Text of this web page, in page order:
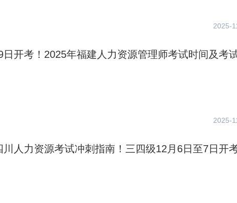
2025-
日开考！2025年福建人力资源管理师考试时间及考
2025-
川人力资源考试冲刺指南！三四级12月6日至7日开